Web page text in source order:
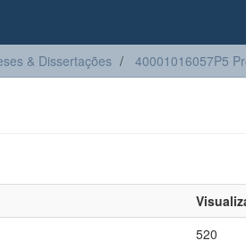
& Dissertações 40001016057P5
520